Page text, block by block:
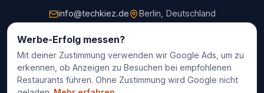
info@techkiez.de
Berlin, Deutschland
Restaurants
Restaurantauswahl
Für Unternehmen
Werbe-Erfolg messen?
Mit deiner Zustimmung verwenden wir Google Ads, um zu
erkennen, ob Anzeigen zu Besuchen bei empfohlenen
Restaurants führen. Ohne Zustimmung wird Google nicht